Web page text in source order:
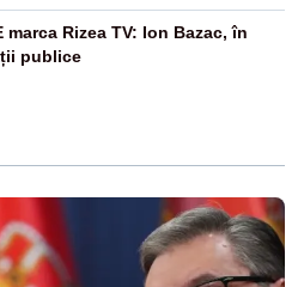
marca Rizea TV: Ion Bazac, în
publice